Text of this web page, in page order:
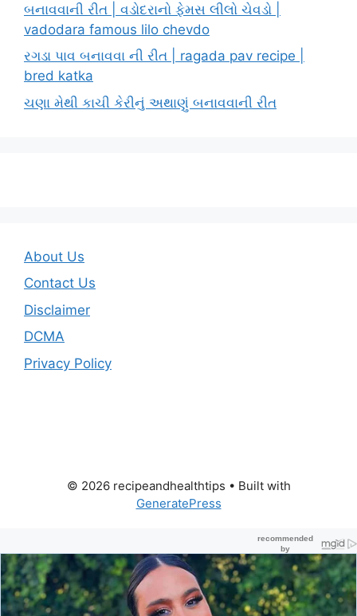
બનાવવાની રીત | વડોદરાનો ફેમસ લીલો ચેવડો |
vadodara famous lilo chevdo
રગડા પાવ બનાવવા ની રીત | ragada pav recipe |
bred katka
ચણા મેથી કાચી કેરીનું અથાણું બનાવવાની રીત
About Us
Contact Us
Disclaimer
DCMA
Privacy Policy
© 2026 recipeandhealthtips • Built with
GeneratePress